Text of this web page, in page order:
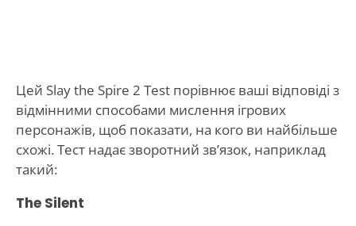
Цей Slay the Spire 2 Test порівнює ваші відповіді з
відмінними способами мислення ігрових
персонажів, щоб показати, на кого ви найбільше
схожі. Тест надає зворотний зв’язок, наприклад
такий:
The Silent